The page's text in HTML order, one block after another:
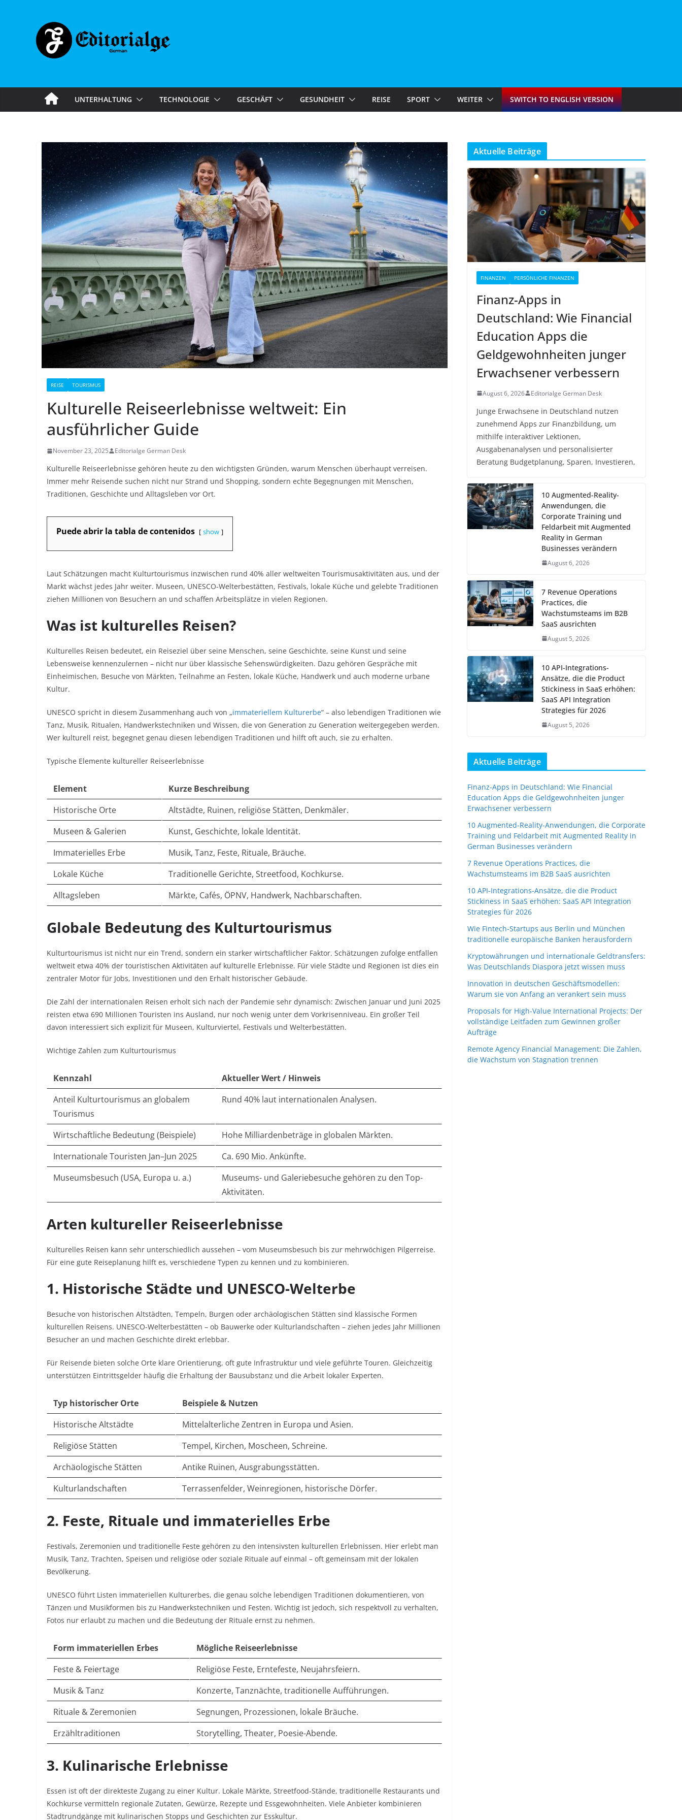
UNTERHALTUNG TECHNOLOGIE GESCHÄFT GESUNDHEIT REISE SPORT WEITER SWITCH TO ENGLISH VERSION
REISE TOURISMUS
Kulturelle Reiseerlebnisse weltweit: Ein
ausführlicher Guide
November 23, 2025 Editorialge German Desk
Kulturelle Reiseerlebnisse gehören heute zu den wichtigsten Gründen, warum Menschen überhaupt verreisen.
Immer mehr Reisende suchen nicht nur Strand und Shopping, sondern echte Begegnungen mit Menschen,
Traditionen, Geschichte und Alltagsleben vor Ort.​
Puede abrir la tabla de contenidos show
Laut Schätzungen macht Kulturtourismus inzwischen rund 40% aller weltweiten Tourismusaktivitäten aus, und der
Markt wächst jedes Jahr weiter. Museen, UNESCO-Welterbestätten, Festivals, lokale Küche und gelebte Traditionen
ziehen Millionen von Besuchern an und schaffen Arbeitsplätze in vielen Regionen.​
Was ist kulturelles Reisen?
Kulturelles Reisen bedeutet, ein Reiseziel über seine Menschen, seine Geschichte, seine Kunst und seine
Lebensweise kennenzulernen – nicht nur über klassische Sehenswürdigkeiten. Dazu gehören Gespräche mit
Einheimischen, Besuche von Märkten, Teilnahme an Festen, lokale Küche, Handwerk und auch moderne urbane
Kultur.​
UNESCO spricht in diesem Zusammenhang auch von „immateriellem Kulturerbe“ – also lebendigen Traditionen wie
Tanz, Musik, Ritualen, Handwerkstechniken und Wissen, die von Generation zu Generation weitergegeben werden.
Wer kulturell reist, begegnet genau diesen lebendigen Traditionen und hilft oft auch, sie zu erhalten.​
Typische Elemente kultureller Reiseerlebnisse
Element
Kurze Beschreibung
Historische Orte
Altstädte, Ruinen, religiöse Stätten, Denkmäler. ​
Museen & Galerien
Kunst, Geschichte, lokale Identität. ​
Immaterielles Erbe
Musik, Tanz, Feste, Rituale, Bräuche. ​
Lokale Küche
Traditionelle Gerichte, Streetfood, Kochkurse. ​
Alltagsleben
Märkte, Cafés, ÖPNV, Handwerk, Nachbarschaften. ​
Globale Bedeutung des Kulturtourismus
Kulturtourismus ist nicht nur ein Trend, sondern ein starker wirtschaftlicher Faktor. Schätzungen zufolge entfallen
weltweit etwa 40% der touristischen Aktivitäten auf kulturelle Erlebnisse. Für viele Städte und Regionen ist dies ein
zentraler Motor für Jobs, Investitionen und den Erhalt historischer Gebäude.​
Die Zahl der internationalen Reisen erholt sich nach der Pandemie sehr dynamisch: Zwischen Januar und Juni 2025
reisten etwa 690 Millionen Touristen ins Ausland, nur noch wenig unter dem Vorkrisenniveau. Ein großer Teil
davon interessiert sich explizit für Museen, Kulturviertel, Festivals und Welterbestätten.​
Wichtige Zahlen zum Kulturtourismus
Kennzahl
Aktueller Wert / Hinweis
Anteil Kulturtourismus an globalem
Tourismus
Rund 40% laut internationalen Analysen. ​
Wirtschaftliche Bedeutung (Beispiele)
Hohe Milliardenbeträge in globalen Märkten. ​
Internationale Touristen Jan–Jun 2025
Ca. 690 Mio. Ankünfte. ​
Museumsbesuch (USA, Europa u. a.)
Museums- und Galeriebesuche gehören zu den Top-
Aktivitäten. ​
Arten kultureller Reiseerlebnisse
Kulturelles Reisen kann sehr unterschiedlich aussehen – vom Museumsbesuch bis zur mehrwöchigen Pilgerreise.
Für eine gute Reiseplanung hilft es, verschiedene Typen zu kennen und zu kombinieren.​
1. Historische Städte und UNESCO-Welterbe
Besuche von historischen Altstädten, Tempeln, Burgen oder archäologischen Stätten sind klassische Formen
kulturellen Reisens. UNESCO-Welterbestätten – ob Bauwerke oder Kulturlandschaften – ziehen jedes Jahr Millionen
Besucher an und machen Geschichte direkt erlebbar.​
Für Reisende bieten solche Orte klare Orientierung, oft gute Infrastruktur und viele geführte Touren. Gleichzeitig
unterstützen Eintrittsgelder häufig die Erhaltung der Bausubstanz und die Arbeit lokaler Experten.​
Typ historischer Orte
Beispiele & Nutzen
Historische Altstädte
Mittelalterliche Zentren in Europa und Asien. ​
Religiöse Stätten
Tempel, Kirchen, Moscheen, Schreine. ​
Archäologische Stätten
Antike Ruinen, Ausgrabungsstätten. ​
Kulturlandschaften
Terrassenfelder, Weinregionen, historische Dörfer. ​
2. Feste, Rituale und immaterielles Erbe
Festivals, Zeremonien und traditionelle Feste gehören zu den intensivsten kulturellen Erlebnissen. Hier erlebt man
Musik, Tanz, Trachten, Speisen und religiöse oder soziale Rituale auf einmal – oft gemeinsam mit der lokalen
Bevölkerung.​
UNESCO führt Listen immateriellen Kulturerbes, die genau solche lebendigen Traditionen dokumentieren, von
Tänzen und Musikformen bis zu Handwerkstechniken und Festen. Wichtig ist jedoch, sich respektvoll zu verhalten,
Fotos nur erlaubt zu machen und die Bedeutung der Rituale ernst zu nehmen.​
Form immateriellen Erbes
Mögliche Reiseerlebnisse
Feste & Feiertage
Religiöse Feste, Erntefeste, Neujahrsfeiern. ​
Musik & Tanz
Konzerte, Tanznächte, traditionelle Aufführungen. ​
Rituale & Zeremonien
Segnungen, Prozessionen, lokale Bräuche. ​
Erzähltraditionen
Storytelling, Theater, Poesie-Abende. ​
3. Kulinarische Erlebnisse
Essen ist oft der direkteste Zugang zu einer Kultur. Lokale Märkte, Streetfood-Stände, traditionelle Restaurants und
Kochkurse vermitteln regionale Zutaten, Gewürze, Rezepte und Essgewohnheiten. Viele Anbieter kombinieren
Stadtrundgänge mit kulinarischen Stopps und Geschichten zur Esskultur.​
Aktuelle Beiträge
FINANZEN PERSÖNLICHE FINANZEN
Finanz-Apps in
Deutschland: Wie Financial
Education Apps die
Geldgewohnheiten junger
Erwachsener verbessern
August 6, 2026 Editorialge German Desk
Junge Erwachsene in Deutschland nutzen
zunehmend Apps zur Finanzbildung, um
mithilfe interaktiver Lektionen,
Ausgabenanalysen und personalisierter
Beratung Budgetplanung, Sparen, Investieren,
10 Augmented-Reality-
Anwendungen, die
Corporate Training und
Feldarbeit mit Augmented
Reality in German
Businesses verändern
August 6, 2026
7 Revenue Operations
Practices, die
Wachstumsteams im B2B
SaaS ausrichten
August 5, 2026
10 API-Integrations-
Ansätze, die die Product
Stickiness in SaaS erhöhen:
SaaS API Integration
Strategies für 2026
August 5, 2026
Aktuelle Beiträge
Finanz-Apps in Deutschland: Wie Financial
Education Apps die Geldgewohnheiten junger
Erwachsener verbessern
10 Augmented-Reality-Anwendungen, die Corporate
Training und Feldarbeit mit Augmented Reality in
German Businesses verändern
7 Revenue Operations Practices, die
Wachstumsteams im B2B SaaS ausrichten
10 API-Integrations-Ansätze, die die Product
Stickiness in SaaS erhöhen: SaaS API Integration
Strategies für 2026
Wie Fintech-Startups aus Berlin und München
traditionelle europäische Banken herausfordern
Kryptowährungen und internationale Geldtransfers:
Was Deutschlands Diaspora jetzt wissen muss
Innovation in deutschen Geschäftsmodellen:
Warum sie von Anfang an verankert sein muss
Proposals for High-Value International Projects: Der
vollständige Leitfaden zum Gewinnen großer
Aufträge
Remote Agency Financial Management: Die Zahlen,
die Wachstum von Stagnation trennen